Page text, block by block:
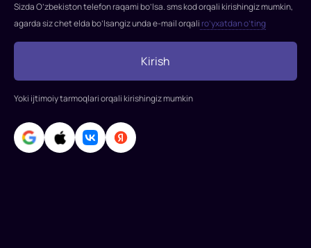
ular
ikki
raqib
to'dalari
orasiagi
Sizda O’zbekiston telefon raqami bo’lsa. sms kod orqali kirishingiz mumkin,
agarda siz chet elda bo’lsangiz unda e-mail orqali ro’yxatdan o’ting
Kirish
Yoki ijtimoiy tarmoqlari orqali kirishingiz mumkin